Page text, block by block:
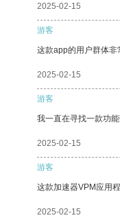
2025-02-15
游客
这款app的用户群体非
2025-02-15
游客
我一直在寻找一款功
2025-02-15
游客
这款加速器VPM应用
2025-02-15